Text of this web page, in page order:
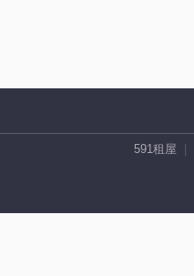
591租屋